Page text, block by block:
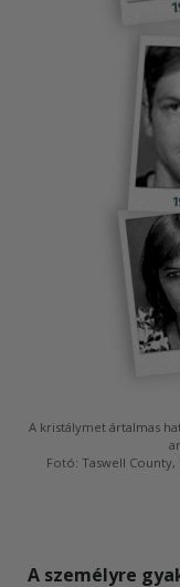
A kristálymet ártalmas
Fotó: Taswell
A személyre